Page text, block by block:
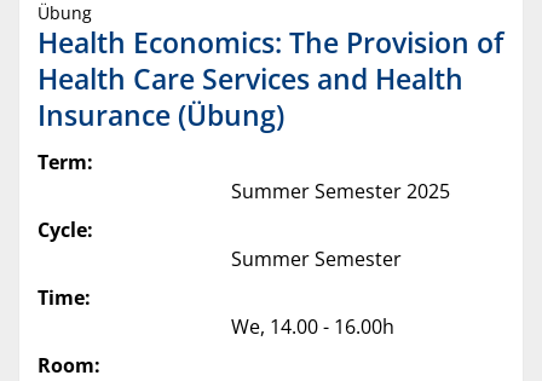
Übung
Health Economics: The Provision of
Health Care Services and Health
Insurance (Übung)
Term:
Summer Semester 2025
Cycle:
Summer Semester
Time:
We, 14.00 - 16.00h
Room: